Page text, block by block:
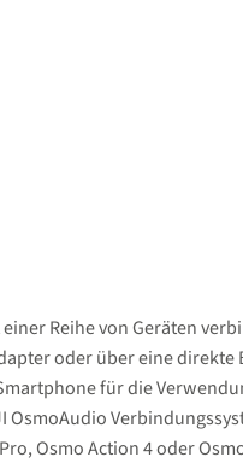
Reihe von Geräten
oder über eine
für die
OsmoAudio
Osmo Action 4 oder